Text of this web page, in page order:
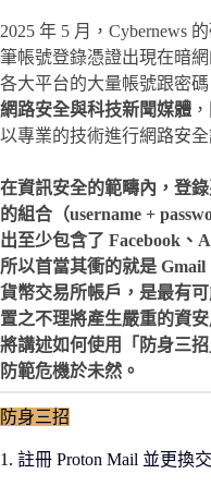
2025 年 5 月，Cybernews
筆帳號登錄憑證出現在暗
各大平台的大量帳號跟密碼
網路安全與科技新聞媒體
以專業的技術進行網路安全
在資訊安全的範疇內，登
的組合（username +
出至少包含了 Facebook、
所以首當其衝的就是
貨幣交易所帳戶，是最有
置之不理將產生嚴重的資
將講述如何使用「防身三
防範危機於未然。
防身三招
1. 註冊 Proton Mail 並更換